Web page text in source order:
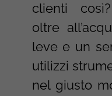
clienti
oltre
leve e un
utilizzi
nel giusto